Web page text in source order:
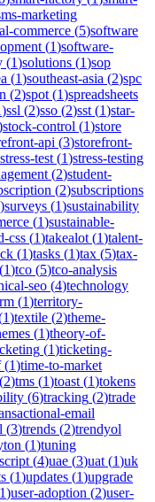
marketing
commerce (5)software
(1)software-
(1)solutions (1)sop
(1)southeast-asia (2)spc
(2)spot (1)spreadsheets
)ssl (2)sso (2)sst (1)star-
stock-control (1)store
api (3)storefront-
stress-test (1)stress-testing
(2)student-
(2)subscriptions
)surveys (1)sustainability
(1)sustainable-
css (1)takealot (1)talent-
(1)tasks (1)tax (5)tax-
(1)tco (5)tco-analysis
seo (4)technology
(1)territory-
1)textile (2)theme-
(1)theory-of-
(1)ticketing-
(1)time-to-market
(2)tms (1)toast (1)tokens
(6)tracking (2)trade
email
(3)trends (2)trendyol
(1)tuning
(4)uae (3)uat (1)uk
(1)updates (1)upgrade
1)user-adoption (2)user-